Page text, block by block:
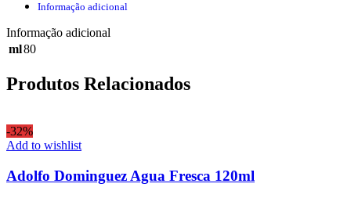
Informação adicional
Informação adicional
ml80
Produtos Relacionados
-32%
Add to wishlist
Adolfo Dominguez Agua Fresca 120ml